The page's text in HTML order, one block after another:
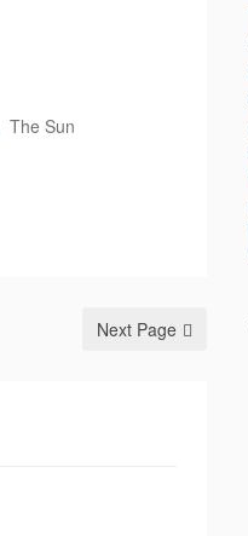
The Sun
Next Page